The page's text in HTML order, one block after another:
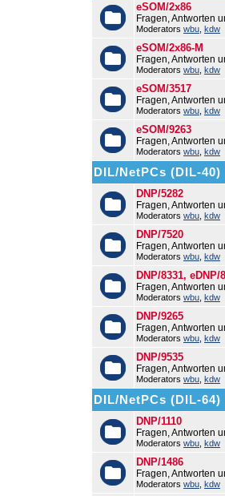
eSOM/2x86
Fragen, Antworten
Moderators wbu kdw
eSOM/2x86-M
Fragen, Antworten
Moderators wbu kdw
eSOM/3517
Fragen, Antworten
Moderators wbu kdw
eSOM/9263
Fragen, Antworten
Moderators wbu kdw
DIL/NetPCs (DIL-40)
DNP/5282
Fragen, Antworten
Moderators wbu kdw
DNP/7520
Fragen, Antworten
Moderators wbu kdw
DNP/8331, eDNP/
Fragen, Antworten
Moderators wbu kdw
DNP/9265
Fragen, Antworten
Moderators wbu kdw
DNP/9535
Fragen, Antworten
Moderators wbu kdw
DIL/NetPCs (DIL-64)
DNP/1110
Fragen, Antworten
Moderators wbu kdw
DNP/1486
Fragen, Antworten
Moderators wbu kdw